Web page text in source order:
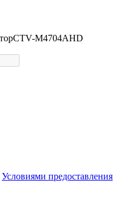
CTV-M4704AHD
Условиями предоставления